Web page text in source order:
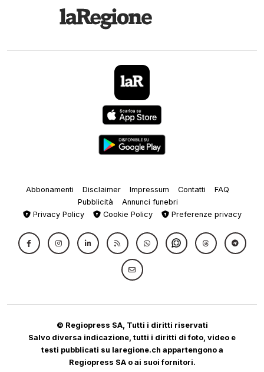
Abbonamenti Disclaimer Impressum Contatti
FAQ
Pubblicità
Annunci funebri
Privacy Policy
Cookie Policy Preferenze privacy
© Regiopress SA, Tutti i diritti riservati
Salvo diversa indicazione, tutti i diritti di foto, video e
testi pubblicati su laregione.ch appartengono a
Regiopress SA o ai suoi fornitori.